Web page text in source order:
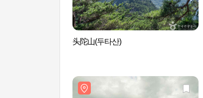
头陀山(두타산)